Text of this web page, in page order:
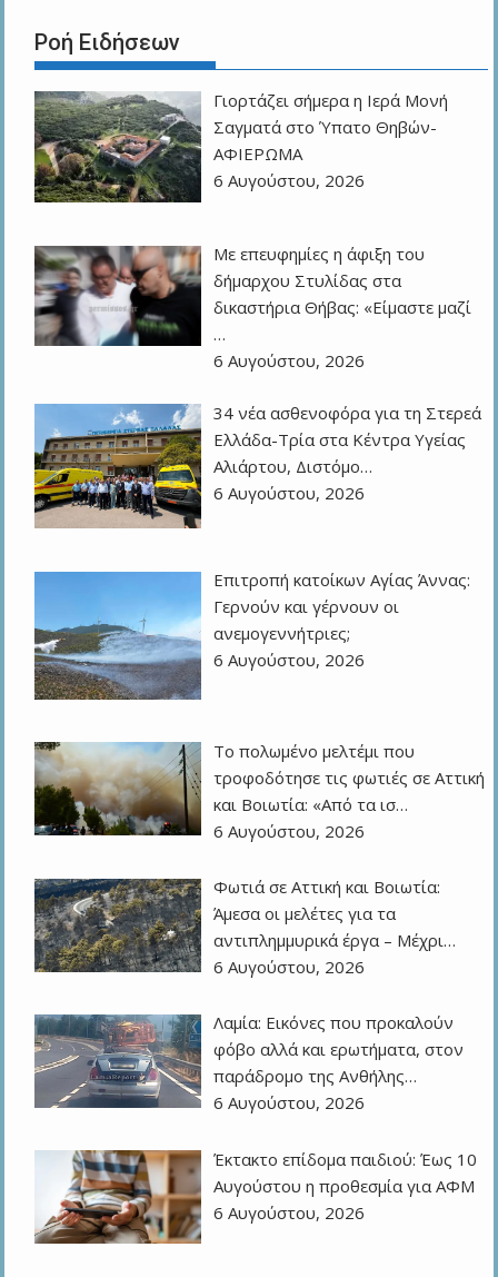
Ροή Ειδήσεων
Γιορτάζει σήμερα η Ιερά Μονή
Σαγματά στο Ύπατο Θηβών-
ΑΦΙΕΡΩΜΑ
6 Αυγούστου, 2026
Με επευφημίες η άφιξη του
δήμαρχου Στυλίδας στα
δικαστήρια Θήβας: «Είμαστε μαζί
…
6 Αυγούστου, 2026
34 νέα ασθενοφόρα για τη Στερεά
Ελλάδα-Τρία στα Κέντρα Υγείας
Αλιάρτου, Διστόμο…
6 Αυγούστου, 2026
Επιτροπή κατοίκων Αγίας Άννας:
Γερνούν και γέρνουν οι
ανεμογεννήτριες;
6 Αυγούστου, 2026
Το πολωμένο μελτέμι που
τροφοδότησε τις φωτιές σε Αττική
και Βοιωτία: «Από τα ισ…
6 Αυγούστου, 2026
Φωτιά σε Αττική και Βοιωτία:
Άμεσα οι μελέτες για τα
αντιπλημμυρικά έργα – Μέχρι…
6 Αυγούστου, 2026
Λαμία: Εικόνες που προκαλούν
φόβο αλλά και ερωτήματα, στον
παράδρομο της Ανθήλης…
6 Αυγούστου, 2026
Έκτακτο επίδομα παιδιού: Έως 10
Αυγούστου η προθεσμία για ΑΦΜ
6 Αυγούστου, 2026